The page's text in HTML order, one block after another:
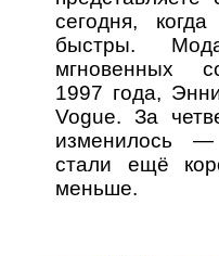
сегодня,
быстры.
мгновенных
1997 года,
Vogue. За
изменилось
стали ещё
меньше.